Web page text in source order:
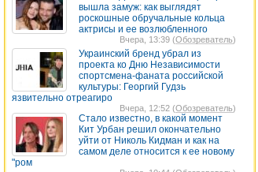
вышла замуж: как выглядят
роскошные обручальные кольца
актрисы и ее возлюбленного
Вчера, 13:39 (Обозреватель)
Украинский бренд убрал из
проекта ко Дню Независимости
спортсмена-фаната российской
культуры: Георгий Гудзь
язвительно отреагиро
Вчера, 12:52 (Обозреватель)
Стало известно, в какой момент
Кит Урбан решил окончательно
уйти от Николь Кидман и как на
самом деле относится к ее новому
"ром